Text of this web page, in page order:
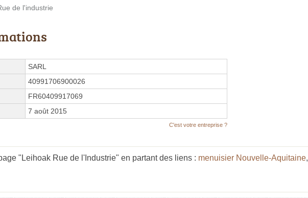
de l'industrie
SARL
40991706900026
FR60409917069
7 août 2015
C'est votre entreprise ?
"Leihoak Rue de l'Industrie" en partant des liens : menuisier Nouvelle-Aquitaine,